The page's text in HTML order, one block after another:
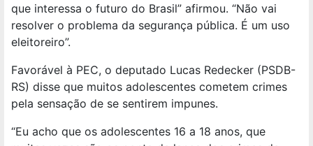
que interessa o futuro do Brasil” afirmou. “Não vai
resolver o problema da segurança pública. É um uso
eleitoreiro”.
Favorável à PEC, o deputado Lucas Redecker (PSDB-
RS) disse que muitos adolescentes cometem crimes
pela sensação de se sentirem impunes.
“Eu acho que os adolescentes 16 a 18 anos, que